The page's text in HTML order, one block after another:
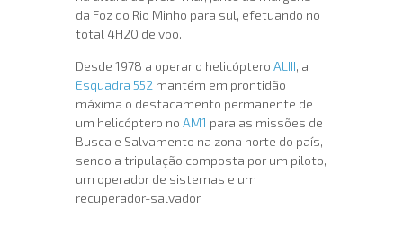
da Foz do Rio Minho para sul, efetuando no
total 4H20 de voo.
Desde 1978 a operar o helicóptero ALIII, a
Esquadra 552 mantém em prontidão
máxima o destacamento permanente de
um helicóptero no AM1 para as missões de
Busca e Salvamento na zona norte do país,
sendo a tripulação composta por um piloto,
um operador de sistemas e um
recuperador-salvador.